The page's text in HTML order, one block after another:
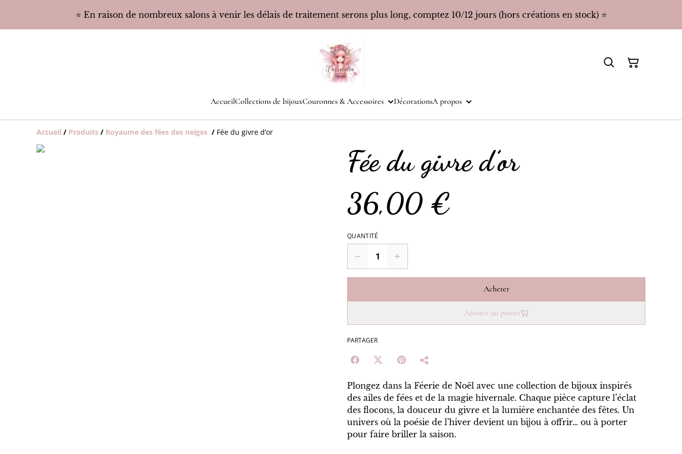
⭐️ En raison de nombreux salons à venir les délais de traitement serons plus long, comptez 10/12 jours (hors créations en stock) ⭐️
AccueilCollections de bijouxCouronnes & Accessoires DécorationsA propos
Accueil / Produits / Royaume des fées des neiges / Fée du givre d’or
Fée du givre d’or
36,00 €
QUANTITÉ
Acheter
Ajouter au panier
PARTAGER
Plongez dans la Féerie de Noël avec une collection de bijoux inspirés
des ailes de fées et de la magie hivernale. Chaque pièce capture l’éclat
des flocons, la douceur du givre et la lumière enchantée des fêtes. Un
univers où la poésie de l’hiver devient un bijou à offrir… ou à porter
pour faire briller la saison.